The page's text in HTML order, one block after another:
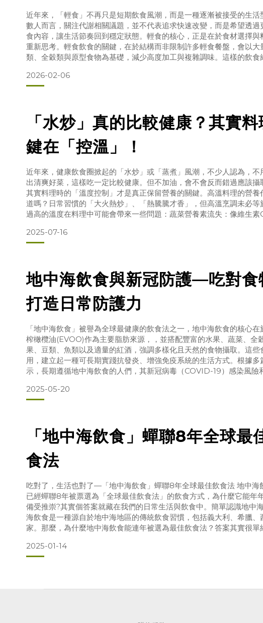
近年來，「輕食」不再只是短期飲食風潮，而是一種逐漸被接受的生活
數人而言，關注代謝相關議題，並不代表追求快速改變，而是希望透過
食內容，讓生活節奏回到穩定狀態。輕食的核心，正是在於食材選擇與
重新思考。輕食飲食的關鍵，在於結構而非限制許多輕食餐盤，會以大
類、全穀類與原型食物為基礎，減少高度加工與複雜調味。這樣的飲食
成為調整日常節奏的重要關鍵。為何輕食中常見橄欖油？在眾多料理油
2026-02-06
「水炒」真的比較健康？其實料
鍵在「控溫」！
近年來，健康飲食圈掀起的「水炒」或「蒸煮」風潮，不少人認為，不
出清爽好菜，這樣吃一定比較健康。但不加油，會不會反而錯過應該攝
其實料理時的「溫度控制」才是真正保留營養的關鍵。高溫料理的營養
道嗎？日常習慣的「大火熱炒」、「熱騰騰才香」，但高溫烹調未必等
過高的溫度在料理中可能會帶來一些問題：蔬菜營養素流失：像維生素
快炒，會讓蔬菜雖然煮熟了，但營養素卻流失大半。油脂品質變化：每
2025-07-16
地中海飲食與新冠防護—吃對食
打造日常防護力
「地中海飲食」被譽為全球最健康的飲食法之一，地中海飲食的核心在
榨橄欖油(EVOO)作為主要脂肪來源，，並搭配豐富的水果、蔬菜、全
果、豆類、魚類以及適量的紅酒，強調多樣化且天然的食物攝取。這些
用，建立起一種可長期實踐抗發炎、增強免疫系統的生活方式。根據多
示，長期遵循地中海飲食的人們，其新冠病毒（COVID-19）感染風險
健，吃對食物就是最自然的防護力。多酚是什麼？對防疫有幫助嗎？多
2025-05-20
「地中海飲食」蟬聯8年全球最
食法
吃對了，生活也對了—「地中海飲食」蟬聯8年全球最佳飲食法 地中海
已經蟬聯8年被票選為「全球最佳飲食法」的飲食方式，為什麼它能年
備受推崇?其實個答案就藏在我們的日常生活與飲食中。簡單認識地中
海飲食是一種源自於地中海地區的傳統飲食習慣，包括義大利、希臘、
家。那麼，為什麼地中海飲食能連年被選為最佳飲食法？答案其實很單
理念很簡單—吃新鮮、吃天然，減少加工食品，自然享受生活。許多研
2025-01-14